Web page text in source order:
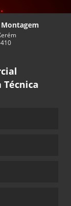
Montagem
Técnica